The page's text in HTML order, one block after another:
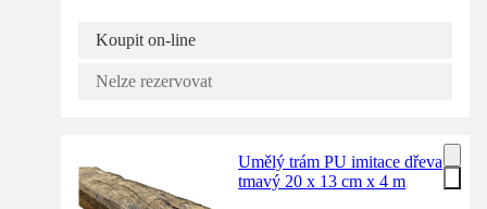
Koupit on-line
Nelze rezervovat
Umělý trám PU imitace dřeva
tmavý 20 x 13 cm x 4 m